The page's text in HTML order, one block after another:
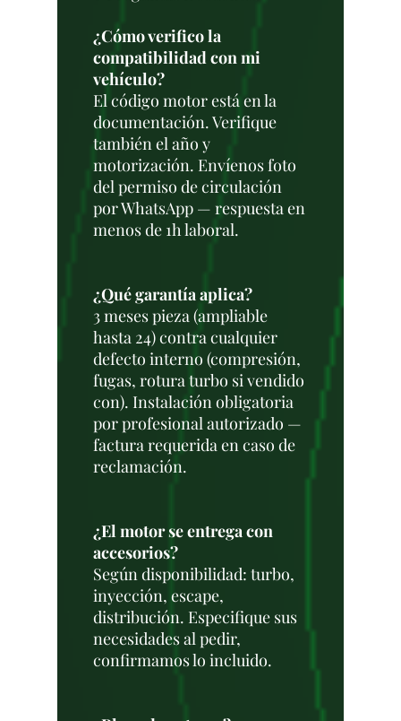
¿Cómo verifico la
compatibilidad con mi
vehículo?
El código motor está en la
documentación. Verifique
también el año y
motorización. Envíenos foto
del permiso de circulación
por WhatsApp — respuesta en
menos de 1h laboral.
¿Qué garantía aplica?
3 meses pieza (ampliable
hasta 24) contra cualquier
defecto interno (compresión,
fugas, rotura turbo si vendido
con). Instalación obligatoria
por profesional autorizado —
factura requerida en caso de
reclamación.
¿El motor se entrega con
accesorios?
Según disponibilidad: turbo,
inyección, escape,
distribución. Especifique sus
necesidades al pedir,
confirmamos lo incluido.